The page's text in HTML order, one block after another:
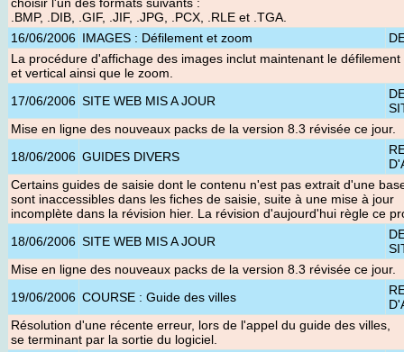
choisir l'un des formats suivants :
.BMP, .DIB, .GIF, .JIF, .JPG, .PCX, .RLE et .TGA.
16/06/2006 IMAGES : Défilement et zoom
La procédure d'affichage des images inclut maintenant le défilement
et vertical ainsi que le zoom.
17/06/2006 SITE WEB MIS A JOUR
Mise en ligne des nouveaux packs de la version 8.3 révisée ce jour.
18/06/2006 GUIDES DIVERS
Certains guides de saisie dont le contenu n'est pas extrait d'une
sont inaccessibles dans les fiches de saisie, suite à une mise à jour
incomplète dans la révision hier. La révision d'aujourd'hui règle ce
18/06/2006 SITE WEB MIS A JOUR
Mise en ligne des nouveaux packs de la version 8.3 révisée ce jour.
19/06/2006 COURSE : Guide des villes
Résolution d'une récente erreur, lors de l'appel du guide des villes,
se terminant par la sortie du logiciel.